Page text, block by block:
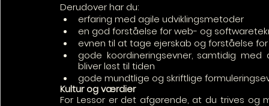
Derudover har du:
erfaring med agile udviklingsmetoder
en god forståelse for web- og
evnen til at tage ejerskab og forståelse
gode koordineringsevner, samtidig
bliver løst til tiden
gode mundtlige og skriftlige
Kultur og værdier
For Lessor er det afgørende, at du trives